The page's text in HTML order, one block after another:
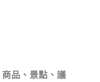
品、景點、議